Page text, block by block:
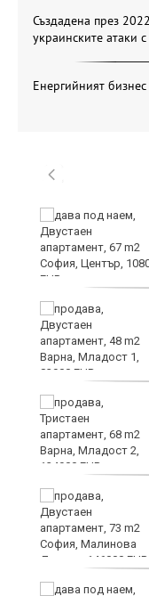
Създадена през
украинските атаки
Енергийният